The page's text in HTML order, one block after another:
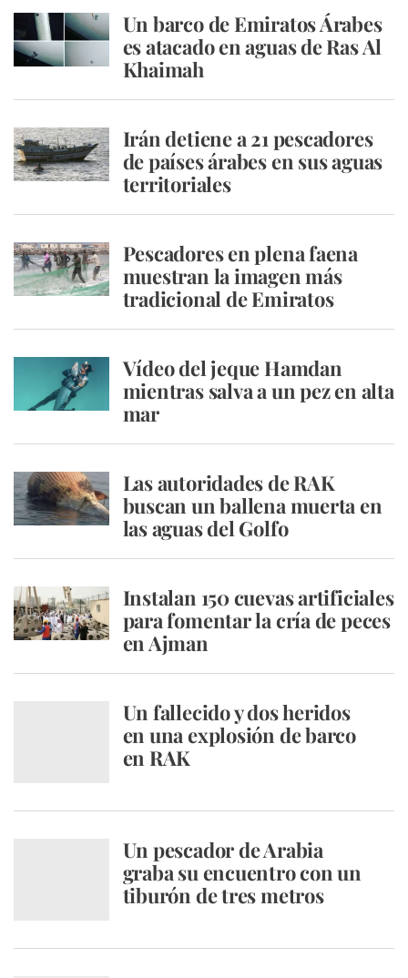
Un barco de Emiratos Árabes
es atacado en aguas de Ras Al
Khaimah
Irán detiene a 21 pescadores
de países árabes en sus aguas
territoriales
Pescadores en plena faena
muestran la imagen más
tradicional de Emiratos
Vídeo del jeque Hamdan
mientras salva a un pez en alta
mar
Las autoridades de RAK
buscan un ballena muerta en
las aguas del Golfo
Instalan 150 cuevas artificiales
para fomentar la cría de peces
en Ajman
Un fallecido y dos heridos
en una explosión de barco
en RAK
Un pescador de Arabia
graba su encuentro con un
tiburón de tres metros